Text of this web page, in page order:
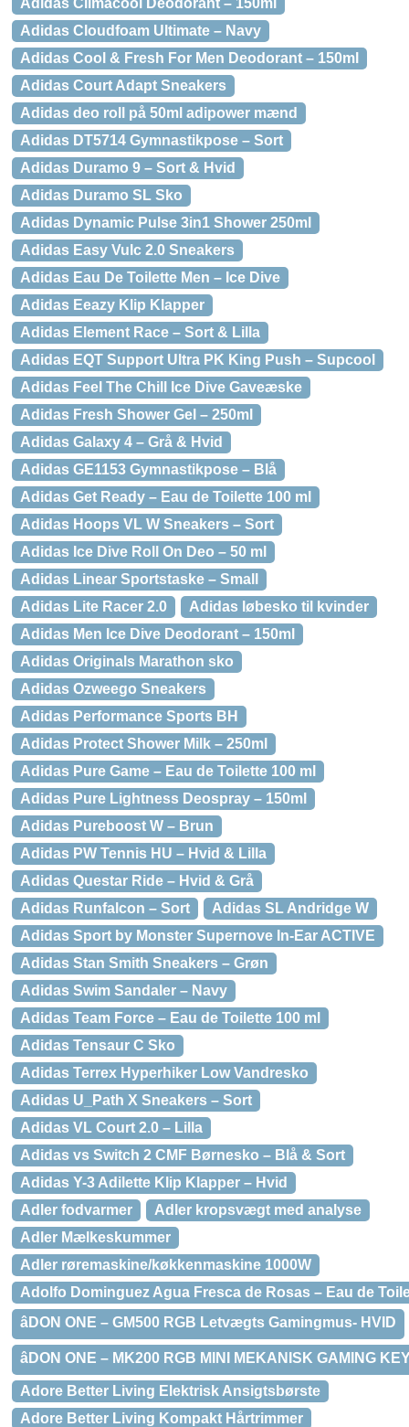
Adidas Climacool Deodorant – 150ml
Adidas Cloudfoam Ultimate – Navy
Adidas Cool & Fresh For Men Deodorant – 150ml
Adidas Court Adapt Sneakers
Adidas deo roll på 50ml adipower mænd
Adidas DT5714 Gymnastikpose – Sort
Adidas Duramo 9 – Sort & Hvid
Adidas Duramo SL Sko
Adidas Dynamic Pulse 3in1 Shower 250ml
Adidas Easy Vulc 2.0 Sneakers
Adidas Eau De Toilette Men – Ice Dive
Adidas Eeazy Klip Klapper
Adidas Element Race – Sort & Lilla
Adidas EQT Support Ultra PK King Push – Supcool
Adidas Feel The Chill Ice Dive Gaveæske
Adidas Fresh Shower Gel – 250ml
Adidas Galaxy 4 – Grå & Hvid
Adidas GE1153 Gymnastikpose – Blå
Adidas Get Ready – Eau de Toilette 100 ml
Adidas Hoops VL W Sneakers – Sort
Adidas Ice Dive Roll On Deo – 50 ml
Adidas Linear Sportstaske – Small
Adidas Lite Racer 2.0
Adidas løbesko til kvinder
Adidas Men Ice Dive Deodorant – 150ml
Adidas Originals Marathon sko
Adidas Ozweego Sneakers
Adidas Performance Sports BH
Adidas Protect Shower Milk – 250ml
Adidas Pure Game – Eau de Toilette 100 ml
Adidas Pure Lightness Deospray – 150ml
Adidas Pureboost W – Brun
Adidas PW Tennis HU – Hvid & Lilla
Adidas Questar Ride – Hvid & Grå
Adidas Runfalcon – Sort
Adidas SL Andridge W
Adidas Sport by Monster Supernove In-Ear ACTIVE
Adidas Stan Smith Sneakers – Grøn
Adidas Swim Sandaler – Navy
Adidas Team Force – Eau de Toilette 100 ml
Adidas Tensaur C Sko
Adidas Terrex Hyperhiker Low Vandresko
Adidas U_Path X Sneakers – Sort
Adidas VL Court 2.0 – Lilla
Adidas vs Switch 2 CMF Børnesko – Blå & Sort
Adidas Y-3 Adilette Klip Klapper – Hvid
Adler fodvarmer
Adler kropsvægt med analyse
Adler Mælkeskummer
Adler røremaskine/køkkenmaskine 1000W
Adolfo Dominguez Agua Fresca de Rosas – Eau de
âDON ONE – GM500 RGB Letvægts Gamingmus- HVID
âDON ONE – MK200 RGB MINI MEKANISK GAMING
Adore Better Living Elektrisk Ansigtsbørste
Adore Better Living Kompakt Hårtrimmer